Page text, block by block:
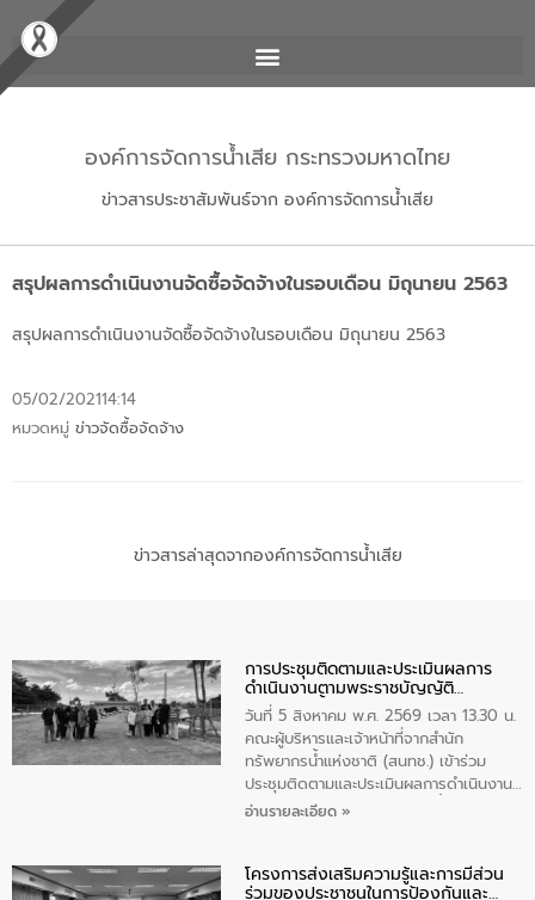
องค์การจัดการน้ำเสีย กระทรวงมหาดไทย
ข่าวสารประชาสัมพันธ์จาก องค์การจัดการน้ำเสีย
สรุปผลการดำเนินงานจัดซื้อจัดจ้างในรอบเดือน มิถุนายน 2563
สรุปผลการดำเนินงานจัดซื้อจัดจ้างในรอบเดือน มิถุนายน 2563
05/02/202114:14
หมวดหมู่ ข่าวจัดซื้อจัดจ้าง
ข่าวสารล่าสุดจากองค์การจัดการน้ำเสีย
การประชุมติดตามและประเมินผลการ
ดำเนินงานตามพระราชบัญญัติ
ทรัพยากรน้ำ พ.ศ. 2561 ประจำ
ปีงบประมาณ พ.ศ. 2569
วันที่ 5 สิงหาคม พ.ศ. 2569 เวลา 13.30 น.
คณะผู้บริหารและเจ้าหน้าที่จากสำนัก
ทรัพยากรน้ำแห่งชาติ (สนทช.) เข้าร่วม
ประชุมติดตามและประเมินผลการดำเนินงาน
ตามพระราชบัญญัติทรัพยากรน้ำ พ.ศ. 2561
วัดสิงห์ จังหวัดชัยนาท โดยมีนายแสงชัย
อ่านรายละเอียด »
โครงการส่งเสริมความรู้และการมีส่วน
ร่วมของประชาชนในการป้องกันและ